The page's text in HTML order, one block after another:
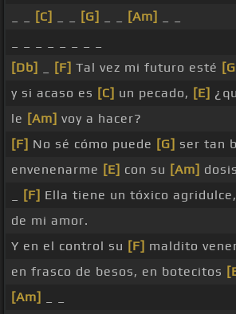
[C] [G] [Am]
[Db]
[F] Tal vez mi futuro esté
y si acaso es [C] un pecado, [E]
le [Am] voy a hacer?
[F] No sé cómo puede [G] ser tan
envenenarme [E] con su [Am]
[F] Ella tiene un tóxico
de mi amor.
Y en el control su [F] maldito
en frasco de besos, en botecitos
[Am]